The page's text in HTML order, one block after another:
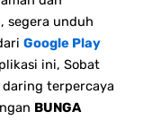
segera unduh
Google Play
ini, Sobat
terpercaya
BUNGA